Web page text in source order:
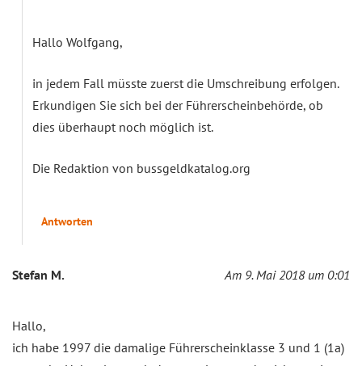
Hallo Wolfgang,
in jedem Fall müsste zuerst die Umschreibung erfolgen.
Erkundigen Sie sich bei der Führerscheinbehörde, ob
dies überhaupt noch möglich ist.
Die Redaktion von bussgeldkatalog.org
Antworten
Stefan M. Am 9. Mai 2018 um 0:01
Hallo,
ich habe 1997 die damalige Führerscheinklasse 3 und 1 (1a)